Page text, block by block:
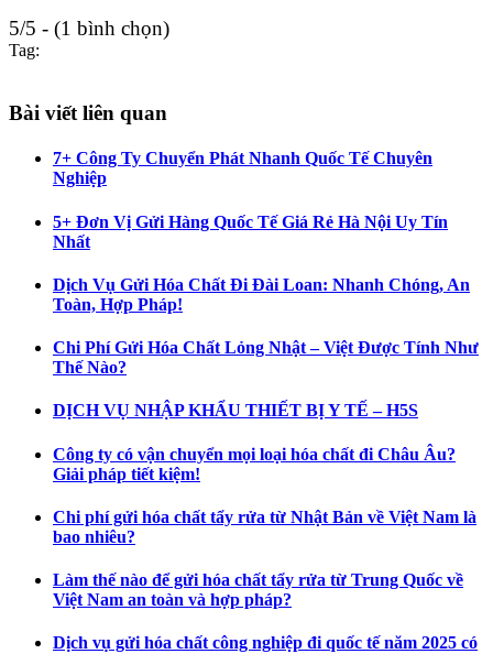
5/5 - (1 bình chọn)
Tag:
Bài viết liên quan
7+ Công Ty Chuyển Phát Nhanh Quốc Tế Chuyên
Nghiệp
5+ Đơn Vị Gửi Hàng Quốc Tế Giá Rẻ Hà Nội Uy Tín
Nhất
Dịch Vụ Gửi Hóa Chất Đi Đài Loan: Nhanh Chóng, An
Toàn, Hợp Pháp!
Chi Phí Gửi Hóa Chất Lỏng Nhật – Việt Được Tính Như
Thế Nào?
DỊCH VỤ NHẬP KHẨU THIẾT BỊ Y TẾ – H5S
Công ty có vận chuyển mọi loại hóa chất đi Châu Âu?
Giải pháp tiết kiệm!
Chi phí gửi hóa chất tẩy rửa từ Nhật Bản về Việt Nam là
bao nhiêu?
Làm thế nào để gửi hóa chất tẩy rửa từ Trung Quốc về
Việt Nam an toàn và hợp pháp?
Dịch vụ gửi hóa chất công nghiệp đi quốc tế năm 2025 có